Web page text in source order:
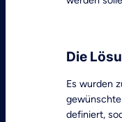
Die
Es wurden
definiert,